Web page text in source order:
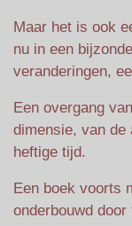
Maar het is ook
nu in een
veranderingen,
Een overgang
dimensie, van de
heftige tijd.
Een boek voorts
onderbouwd